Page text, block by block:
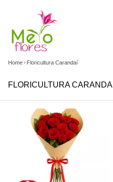
Home Floricultura Carandaí
FLORICULTURA CARANDAÍ